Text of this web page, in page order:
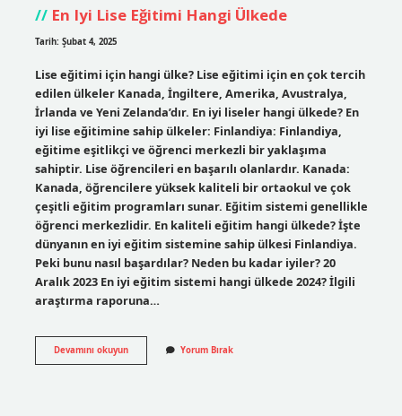
En Iyi Lise Eğitimi Hangi Ülkede
Tarih: Şubat 4, 2025
Lise eğitimi için hangi ülke? Lise eğitimi için en çok tercih
edilen ülkeler Kanada, İngiltere, Amerika, Avustralya,
İrlanda ve Yeni Zelanda’dır. En iyi liseler hangi ülkede? En
iyi lise eğitimine sahip ülkeler: Finlandiya: Finlandiya,
eğitime eşitlikçi ve öğrenci merkezli bir yaklaşıma
sahiptir. Lise öğrencileri en başarılı olanlardır. Kanada:
Kanada, öğrencilere yüksek kaliteli bir ortaokul ve çok
çeşitli eğitim programları sunar. Eğitim sistemi genellikle
öğrenci merkezlidir. En kaliteli eğitim hangi ülkede? İşte
dünyanın en iyi eğitim sistemine sahip ülkesi Finlandiya.
Peki bunu nasıl başardılar? Neden bu kadar iyiler? 20
Aralık 2023 En iyi eğitim sistemi hangi ülkede 2024? İlgili
araştırma raporuna…
Devamını okuyunEn
Iyi
Yorum Bırak